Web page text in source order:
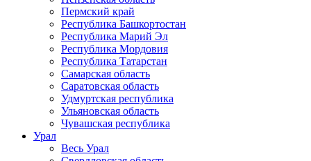
Пермский край
Республика Башкортостан
Республика Марий Эл
Республика Мордовия
Республика Татарстан
Самарская область
Саратовская область
Удмуртская республика
Ульяновская область
Чувашская республика
Урал
Весь Урал